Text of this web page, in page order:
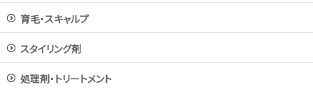
育毛・スキャルプ
スタイリング剤
処理剤・トリートメント